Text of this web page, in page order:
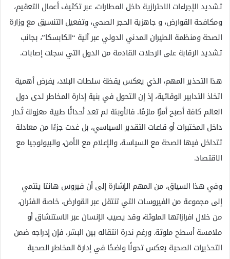
تشديد الإجراءات الاحترازية داخل المطارات، عبر تكثيف أعمال التعقيم،
ومكافحة القوارض، و جاهزية الحجر الصحي، وتفعيل التنسيق مع وزارة
الصحة ومنظمة الطيران المدني الدولي عبر آلية “الكابسكا”، بجانب
تشديد الرقابة على الرحلات القادمة من الدول التي سجلت إصابات.
هذا التحذير المهم، الذي يعكس يقظة سلطات البلاد، يفرض أهمية
اتخاذ التدابير الوقائية، إذ إن التحول في بنية إدارة المخاطر لدى دول
العالم كافة أصبح أمرًا ملزمًا. فالأوبئة لم تعد أحداثًا طبية معزولة تُدار
داخل المختبرات أو قاعات التقدير السياسي، بل غدت جزءًا من معادلة
تتداخل فيها الصحة مع السياسة، والإعلام مع الأمن، والبيولوجيا مع
الاقتصاد.
وفي هذا السياق، من المهم الإشارة إلى أن فيروس هانتا ينتمي
إلى مجموعة من الفيروسات التي تنتقل عبر القوارض، خاصة الفئران،
من خلال افرازاتها الملوثة، وقد يصيب الإنسان عبر الاستنشاق أو
ملامسة أسطح ملوثة. ورغم ندرة انتقاله بين البشر، فإن إدراجه ضمن
التحذيرات الصحية يعكس تحولًا واضحًا في إدارة المخاطر الصحية